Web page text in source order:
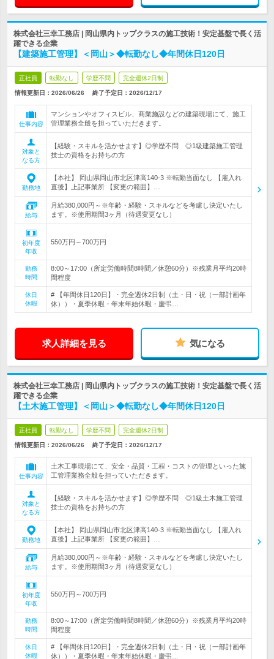
株式会社三幸工務店 | 岡山県内トップクラスの施工技術！安定基盤で長く活
躍できる企業
【建築施工管理】＜岡山＞◆転勤なし◆年間休日120日
正社員 転勤なし 学歴不問 完全週休2日制
情報更新日：2026/06/26 終了予定日： 2026/12/17
仕事内容
マンションやオフィスビル、商業施設などの建築現場にて、施工
管理業務全般を担っていただきます。
対象と
なる方
【経験・スキルを活かせます】◎学歴不問 ◎1級建築施工管理
技士の資格をお持ちの方
勤務地
【本社】 岡山県岡山市北区津高140-3 ※転勤当面なし 【雇入れ
直後】上記事業所 【変更の範囲】…
給与
月給380,000円～※年齢・経験・スキルなどを考慮し決定いたし
ます。※使用期間3ヶ月（待遇変更なし）
初年度
年収
550万円～700万円
勤務
時間
8:00～17:00（所定労働時間8時間／休憩60分）※残業月平均20時
間程度
休日
休暇
# 【年間休日120日】・完全週休2日制（土・日・祝（一部計画年
休））・夏季休暇・年末年始休暇・慶弔…
求人詳細を見る 気になる
株式会社三幸工務店 | 岡山県内トップクラスの施工技術！安定基盤で長く活
躍できる企業
【土木施工管理】＜岡山＞◆転勤なし◆年間休日120日
正社員 転勤なし 学歴不問 完全週休2日制
情報更新日：2026/06/26 終了予定日： 2026/12/17
仕事内容
土木工事現場にて、安全・品質・工程・コストの管理といった施
工管理業務全般を担っていただきます。
対象と
なる方
【経験・スキルを活かせます】◎学歴不問 ◎1級土木施工管理
技士の資格をお持ちの方
勤務地
【本社】 岡山県岡山市北区津高140-3 ※転勤当面なし 【雇入れ
直後】上記事業所 【変更の範囲】…
給与
月給380,000円～※年齢・経験・スキルなどを考慮し決定いたし
ます。※使用期間3ヶ月（待遇変更なし）
初年度
年収
550万円～700万円
勤務
時間
8:00～17:00（所定労働時間8時間／休憩60分）※残業月平均20時
間程度
休日
休暇
# 【年間休日120日】・完全週休2日制（土・日・祝（一部計画年
休））・夏季休暇・年末年始休暇・慶弔…